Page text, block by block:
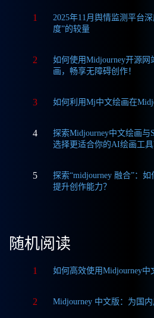
1
2025年11月舆情监测平台
度”的较量
2
如何使用Midjourney开源网
画，畅享无障碍创作！
3 如何利用Mj中文绘画在
4
探索Midjourney中文绘画与
选择更适合你的AI绘画工具
5
探索“midjourney 融合”：
提升创作能力？
随机阅读
1 如何高效使用Midjourney中
2 Midjourney 中文版：为国